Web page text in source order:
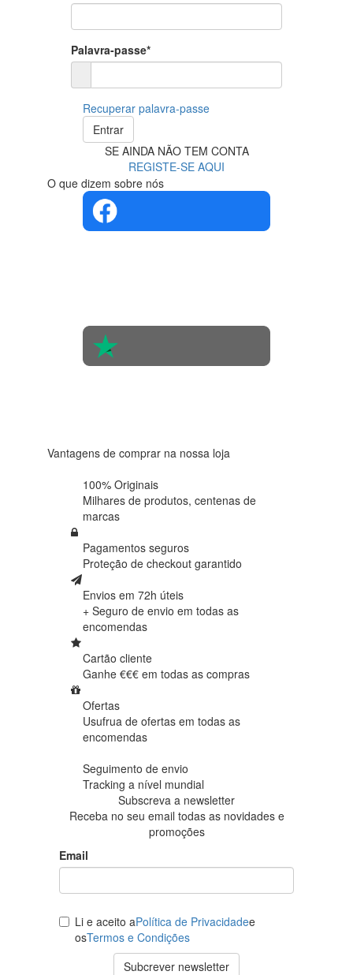
Palavra-passe*
Recuperar palavra-passe
Entrar
SE AINDA NÃO TEM CONTA
REGISTE-SE AQUI
O que dizem sobre nós
Vantagens de comprar na nossa loja
100% Originais
Milhares de produtos, centenas de
marcas
Pagamentos seguros
Proteção de checkout garantido
Envios em 72h úteis
+ Seguro de envio em todas as
encomendas
Cartão cliente
Ganhe €€€ em todas as compras
Ofertas
Usufrua de ofertas em todas as
encomendas
Seguimento de envio
Tracking a nível mundial
Subscreva a newsletter
Receba no seu email todas as novidades e
promoções
Email
Li e aceito aPolítica de Privacidadee
osTermos e Condições
Subcrever newsletter